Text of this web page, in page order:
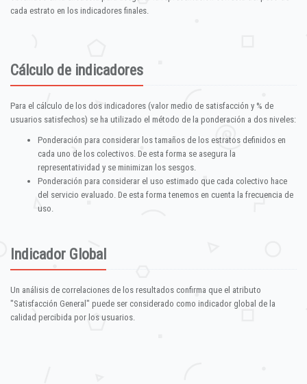
cada estrato en los indicadores finales.
Cálculo de indicadores
Para el cálculo de los dos indicadores (valor medio de satisfacción y % de
usuarios satisfechos) se ha utilizado el método de la ponderación a dos niveles:
Ponderación para considerar los tamaños de los estratos definidos en
cada uno de los colectivos. De esta forma se asegura la
representatividad y se minimizan los sesgos.
Ponderación para considerar el uso estimado que cada colectivo hace
del servicio evaluado. De esta forma tenemos en cuenta la frecuencia de
uso.
Indicador Global
Un análisis de correlaciones de los resultados confirma que el atributo
"Satisfacción General" puede ser considerado como indicador global de la
calidad percibida por los usuarios.